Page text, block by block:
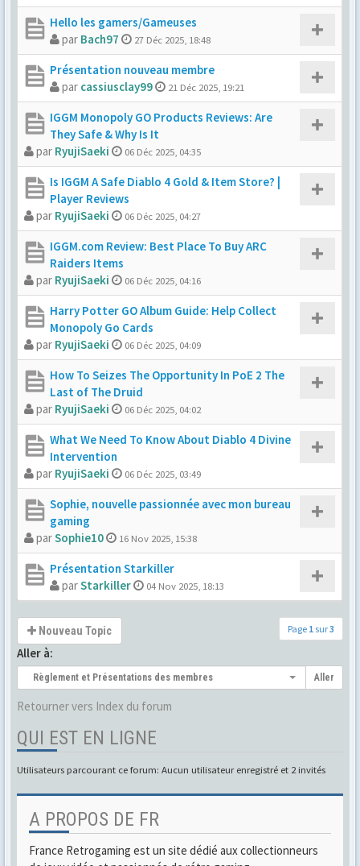
Hello les gamers/Gameuses
par Bach97 27 Déc 2025, 18:48
Présentation nouveau membre
par cassiusclay99 21 Déc 2025, 19:21
IGGM Monopoly GO Products Reviews: Are
They Safe & Why Is It
par RyujiSaeki 06 Déc 2025, 04:35
Is IGGM A Safe Diablo 4 Gold & Item Store? |
Player Reviews
par RyujiSaeki 06 Déc 2025, 04:27
IGGM.com Review: Best Place To Buy ARC
Raiders Items
par RyujiSaeki 06 Déc 2025, 04:16
Harry Potter GO Album Guide: Help Collect
Monopoly Go Cards
par RyujiSaeki 06 Déc 2025, 04:09
How To Seizes The Opportunity In PoE 2 The
Last of The Druid
par RyujiSaeki 06 Déc 2025, 04:02
What We Need To Know About Diablo 4 Divine
Intervention
par RyujiSaeki 06 Déc 2025, 03:49
Sophie, nouvelle passionnée avec mon bureau
gaming
parSophie10 16 Nov 2025, 15:38
Présentation Starkiller
parStarkiller 04 Nov 2025, 18:13
Nouveau Topic Page 1 sur3
Aller à:
Règlement et Présentations des membres Aller
Retourner vers Index du forum
QUI EST EN LIGNE
Utilisateurs parcourant ce forum: Aucun utilisateur enregistré et 2 invités
A PROPOS DE FR
France Retrogaming est un site dédié aux collectionneurs